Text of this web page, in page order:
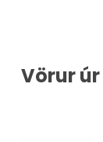
Vörur